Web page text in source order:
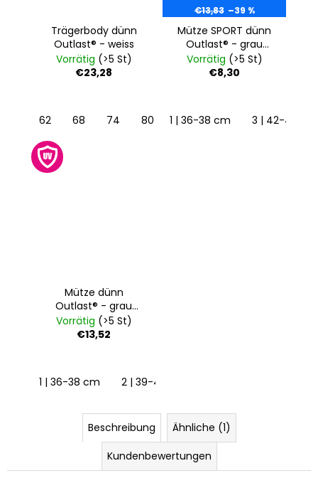
Trägerbody dünn
Outlast® - weiss
Vorrätig (>5 St)
€23,28
62 68 74 80 86 92 98 104
€13,83 –39 %
Mütze SPORT dünn
Outlast® - grau
meliert
Vorrätig (>5 St)
€8,30
1 | 36-38 cm 3 | 42-44 cm
Mütze dünn
Outlast® - grau
meliert
Vorrätig (>5 St)
€13,52
1 | 36-38 cm 2 | 39-41 cm
Beschreibung
Ähnliche (1)
Kundenbewertungen